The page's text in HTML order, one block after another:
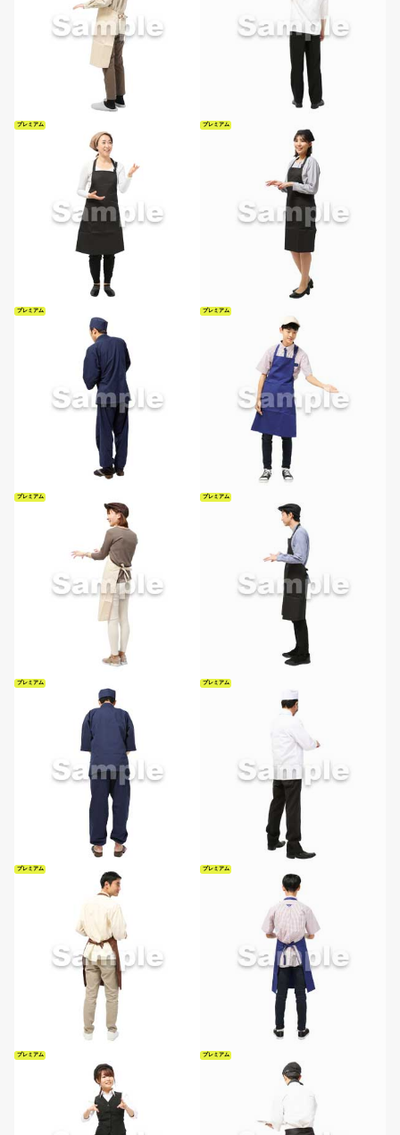
プレミアム プレミアム
プレミアム プレミアム
プレミアム プレミアム
プレミアム プレミアム
プレミアム プレミアム
プレミアム プレミアム